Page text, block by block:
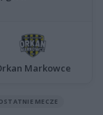
Markowce
MECZE